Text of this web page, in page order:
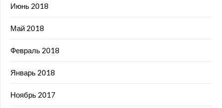
Июнь 2018
Май 2018
Февраль 2018
Январь 2018
Ноябрь 2017